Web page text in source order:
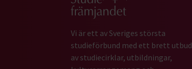
Vi är ett av Sveriges största
studieförbund med ett brett utbud
av studiecirklar, utbildningar,